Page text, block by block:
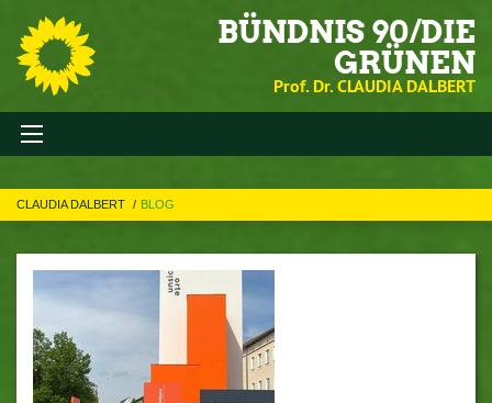
BÜNDNIS 90/DIE
GRÜNEN
Prof. Dr. CLAUDIA DALBERT
CLAUDIA DALBERT BLOG